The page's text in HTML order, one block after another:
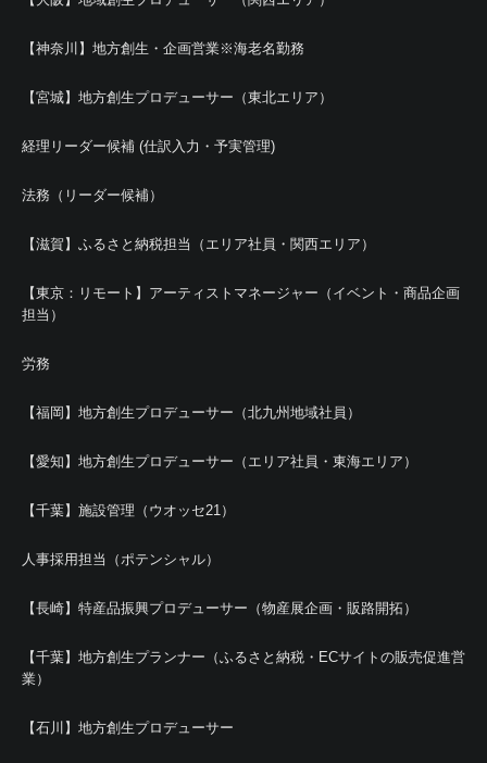
【神奈川】地方創生・企画営業※海老名勤務
【宮城】地方創生プロデューサー（東北エリア）
経理リーダー候補 (仕訳入力・予実管理)
法務（リーダー候補）
【滋賀】ふるさと納税担当（エリア社員・関西エリア）
【東京：リモート】アーティストマネージャー（イベント・商品企画
担当）
労務
【福岡】地方創生プロデューサー（北九州地域社員）
【愛知】地方創生プロデューサー（エリア社員・東海エリア）
【千葉】施設管理（ウオッセ21）
人事採用担当（ポテンシャル）
【長崎】特産品振興プロデューサー（物産展企画・販路開拓）
【千葉】地方創生プランナー（ふるさと納税・ECサイトの販売促進営
業）
【石川】地方創生プロデューサー